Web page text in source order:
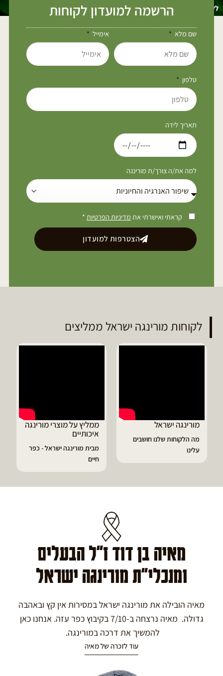
הרשמה למועדון לקוחות
שם מלא אימייל
טלפון
תאריך לידה
למה את/ה צורך/ת מורינגה
קראתי ואישרתי את מדיניות הפרטיות*
הצטרפות למועדון
לקוחות מורינגה ישראל ממליצים
ממליץ על מוצרי מורינגה
דיוויד ממליץ על טבליות
מורינגה
הפסקתי לסבול מהתקפי
מאיה בן דוד ז"ל הבעלים
ומנכלי"ת מורינגה ישראל
מאיה הובילה את מורינגה ישראל במסירות אין קץ ובאהבה
גדולה. מאיה נרצחה ב-7/10 בקיבוץ כפר עזה. אנחנו כאן
להמשיך את דרכה במורינגה.
עוד לזכרה של מאיה